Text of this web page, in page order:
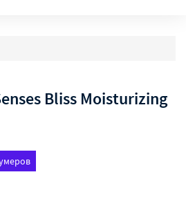
Bliss Moisturizing